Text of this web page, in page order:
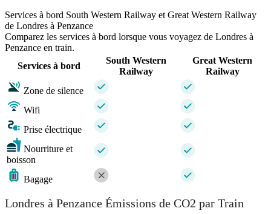
Services à bord South Western Railway et Great Western Railway
de Londres à Penzance
Comparez les services à bord lorsque vous voyagez de Londres à
Penzance en train.
Services à bord
South Western
Railway
Great Western
Railway
Zone de silence
Wifi
Prise électrique
Nourriture et
boisson
Bagage
Londres à Penzance Émissions de CO2 par Train